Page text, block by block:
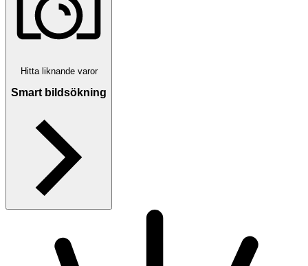
Hitta liknande varor
Smart bildsökning